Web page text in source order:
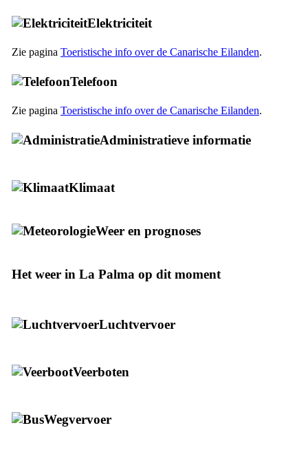
Elektriciteit
Zie pagina Toeristische info over de Canarische Eilanden.
Telefoon
Zie pagina Toeristische info over de Canarische Eilanden.
Administratieve informatie
Klimaat
Weer en prognoses
Het weer in La Palma op dit moment
Luchtvervoer
Veerboten
Wegvervoer